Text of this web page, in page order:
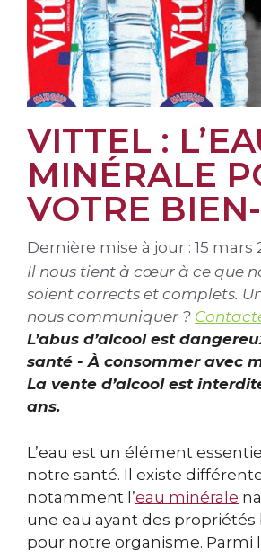
VITTEL :
MINÉRALE
VOTRE
Dernière mise à jour : 15 mars
Il nous tient à cœur à ce que
soient corrects et complets.
nous communiquer ?
L’abus d’alcool est
santé - À consommer avec
La vente d’alcool est
ans.
L’eau est un élément
notre santé. Il existe
notamment l’eau minérale
une eau ayant des
pour notre organisme. Parmi